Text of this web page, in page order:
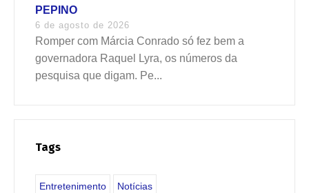
PEPINO
6 de agosto de 2026
Romper com Márcia Conrado só fez bem a
governadora Raquel Lyra, os números da
pesquisa que digam. Pe...
Tags
Entretenimento Notícias